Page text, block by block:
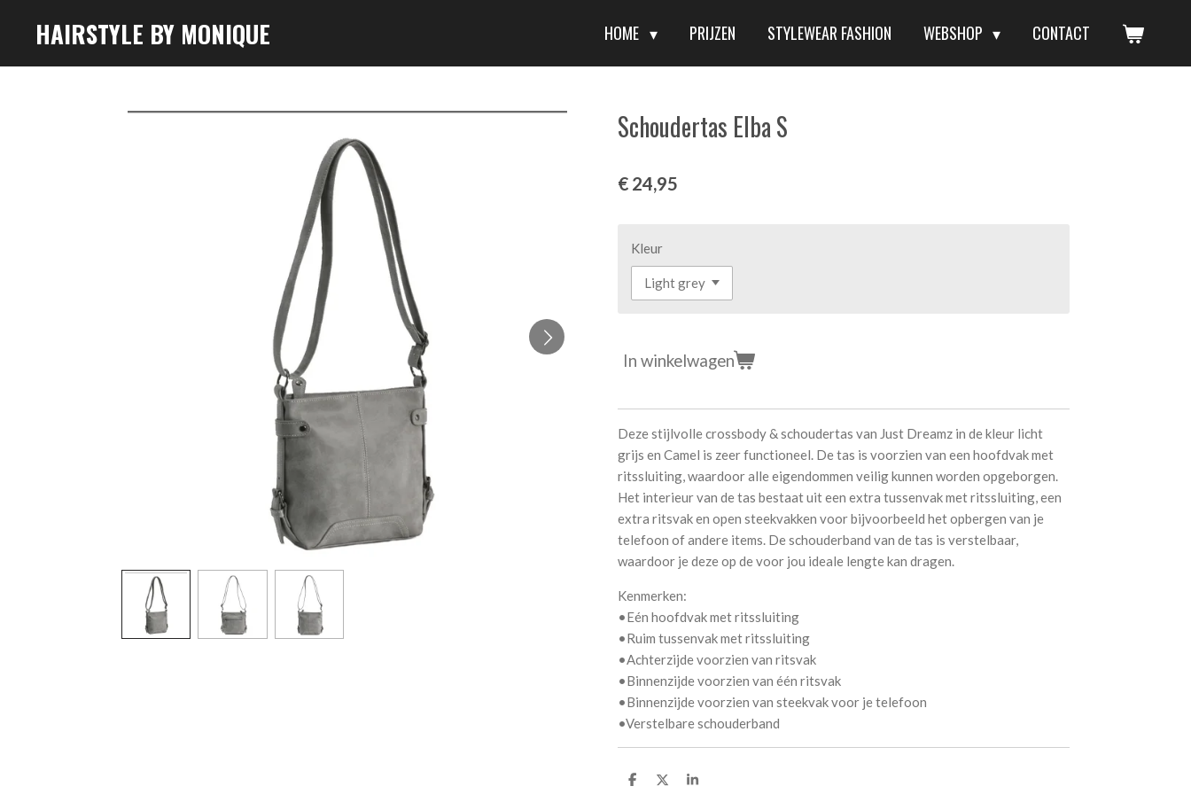
directHAIRSTYLE BY MONIQUE HOME PRIJZEN STYLEWEAR FASHION WEBSHOP CONTACT
Schoudertas Elba S
€ 24,95
Kleur
In winkelwagen
Deze stijlvolle crossbody & schoudertas van Just Dreamz in de kleur licht
grijs en Camel is zeer functioneel. De tas is voorzien van een hoofdvak met
ritssluiting, waardoor alle eigendommen veilig kunnen worden opgeborgen.
Het interieur van de tas bestaat uit een extra tussenvak met ritssluiting, een
extra ritsvak en open steekvakken voor bijvoorbeeld het opbergen van je
telefoon of andere items. De schouderband van de tas is verstelbaar,
waardoor je deze op de voor jou ideale lengte kan dragen.
Kenmerken:
•Eén hoofdvak met ritssluiting
•Ruim tussenvak met ritssluiting
•Achterzijde voorzien van ritsvak
•Binnenzijde voorzien van één ritsvak
•Binnenzijde voorzien van steekvak voor je telefoon
•Verstelbare schouderband
D
D
S